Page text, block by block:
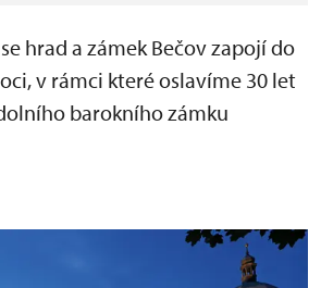
hrad a zámek Bečov zapojí do
v rámci které oslavíme 30 let
barokního zámku